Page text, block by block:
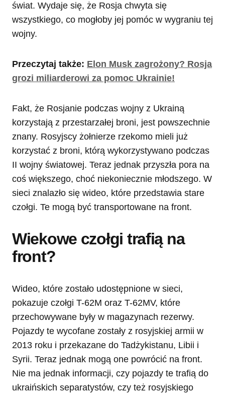
świat. Wydaje się, że Rosja chwyta się
wszystkiego, co mogłoby jej pomóc w wygraniu tej
wojny.
Przeczytaj także: Elon Musk zagrożony? Rosja
grozi miliarderowi za pomoc Ukrainie!
Fakt, że Rosjanie podczas wojny z Ukrainą
korzystają z przestarzałej broni, jest powszechnie
znany. Rosyjscy żołnierze rzekomo mieli już
korzystać z broni, którą wykorzystywano podczas
II wojny światowej. Teraz jednak przyszła pora na
coś większego, choć niekoniecznie młodszego. W
sieci znalazło się wideo, które przedstawia stare
czołgi. Te mogą być transportowane na front.
Wiekowe czołgi trafią na
front?
Wideo, które zostało udostępnione w sieci,
pokazuje czołgi T-62M oraz T-62MV, które
przechowywane były w magazynach rezerwy.
Pojazdy te wycofane zostały z rosyjskiej armii w
2013 roku i przekazane do Tadżykistanu, Libii i
Syrii. Teraz jednak mogą one powrócić na front.
Nie ma jednak informacji, czy pojazdy te trafią do
ukraińskich separatystów, czy też rosyjskiego